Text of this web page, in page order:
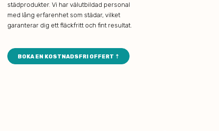
städprodukter. Vi har välutbildad personal
med lång erfarenhet som städar, vilket
garanterar dig ett fläckfritt och fint resultat.
BOKA EN KOSTNADSFRI OFFERT ⇡